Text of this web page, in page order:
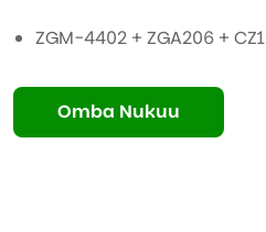
ZGM-4402 + ZGA206 +
Omba Nukuu